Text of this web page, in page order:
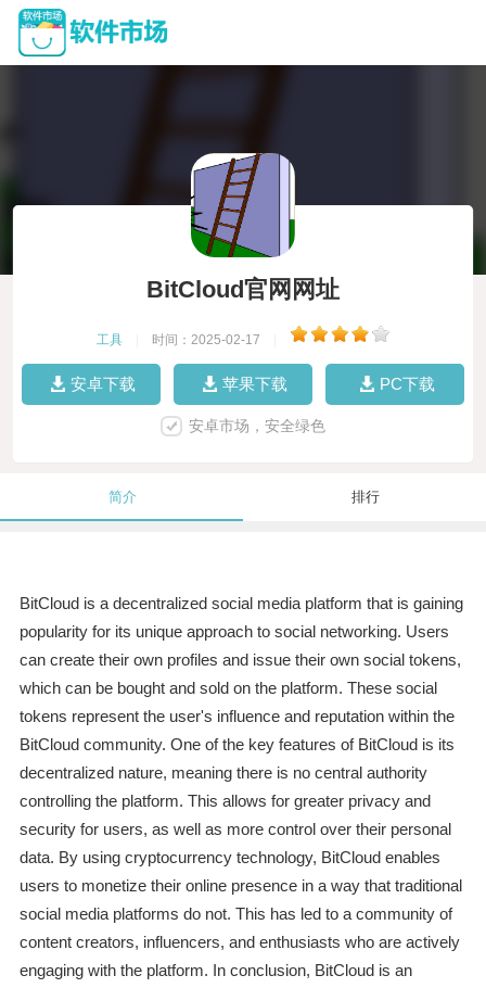
BitCloud官网网址
工具 时间：2025-02-17
安卓下载 苹果下载 PC下载
安卓市场，安全绿色
简介 排行
BitCloud is a decentralized social media platform that is gaining
popularity for its unique approach to social networking. Users
can create their own profiles and issue their own social tokens,
which can be bought and sold on the platform. These social
tokens represent the user's influence and reputation within the
BitCloud community. One of the key features of BitCloud is its
decentralized nature, meaning there is no central authority
controlling the platform. This allows for greater privacy and
security for users, as well as more control over their personal
data. By using cryptocurrency technology, BitCloud enables
users to monetize their online presence in a way that traditional
social media platforms do not. This has led to a community of
content creators, influencers, and enthusiasts who are actively
engaging with the platform. In conclusion, BitCloud is an